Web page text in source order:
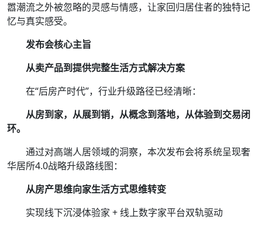
嚣潮流之外被忽略的灵感与情感，让家回归居住者的独特记
忆与真实感受。
发布会核心主旨
从卖产品到提供完整生活方式解决方案
在“后房产时代”，行业升级路径已经清晰：
从房到家，从展到销，从概念到落地，从体验到交易闭
环。
通过对高端人居领域的洞察，本次发布会将系统呈现奢
华居所4.0战略升级路线图：
从房产思维向家生活方式思维转变
实现线下沉浸体验家 + 线上数字家平台双轨驱动